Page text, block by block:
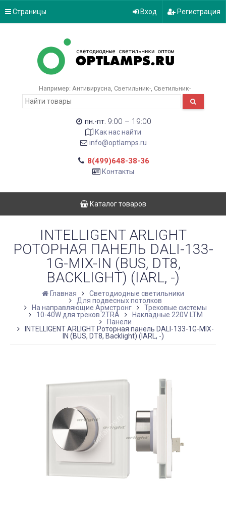
Страницы Вход Регистрация
Например: Антивирусна Светильник- Светильник-
пн.-пт. 9:00 – 19:00
Как нас найти
info@optlamps.ru
8(499)648-38-36
Контакты
Каталог товаров
INTELLIGENT ARLIGHT
РОТОРНАЯ ПАНЕЛЬ DALI-133-
1G-MIX-IN (BUS, DT8,
BACKLIGHT) (IARL, -)
Главная
Светодиодные светильники
Для подвесных потолков
На направляющие Армстронг
Трековые системы
10-40W для треков 2TRA
Накладные 220V LTM
Панели
INTELLIGENT ARLIGHT Роторная панель DALI-133-1G-MIX-
IN (BUS, DT8, Backlight) (IARL, -)